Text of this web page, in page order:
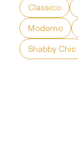
Classico
Moderno
Shabby Chic